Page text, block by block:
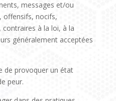
messages et/ou
offensifs, nocifs,
à la loi, à la
généralement acceptées
de provoquer un état
peur.